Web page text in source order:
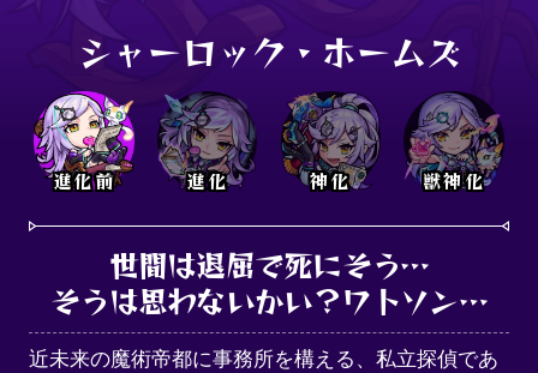
シャーロック・ホームズ
進化前 進化 神化 獣神化
世間は退屈で死にそう…
そうは思わないかい？ワトソン…
近未来の魔術帝都に事務所を構える、私立探偵であ